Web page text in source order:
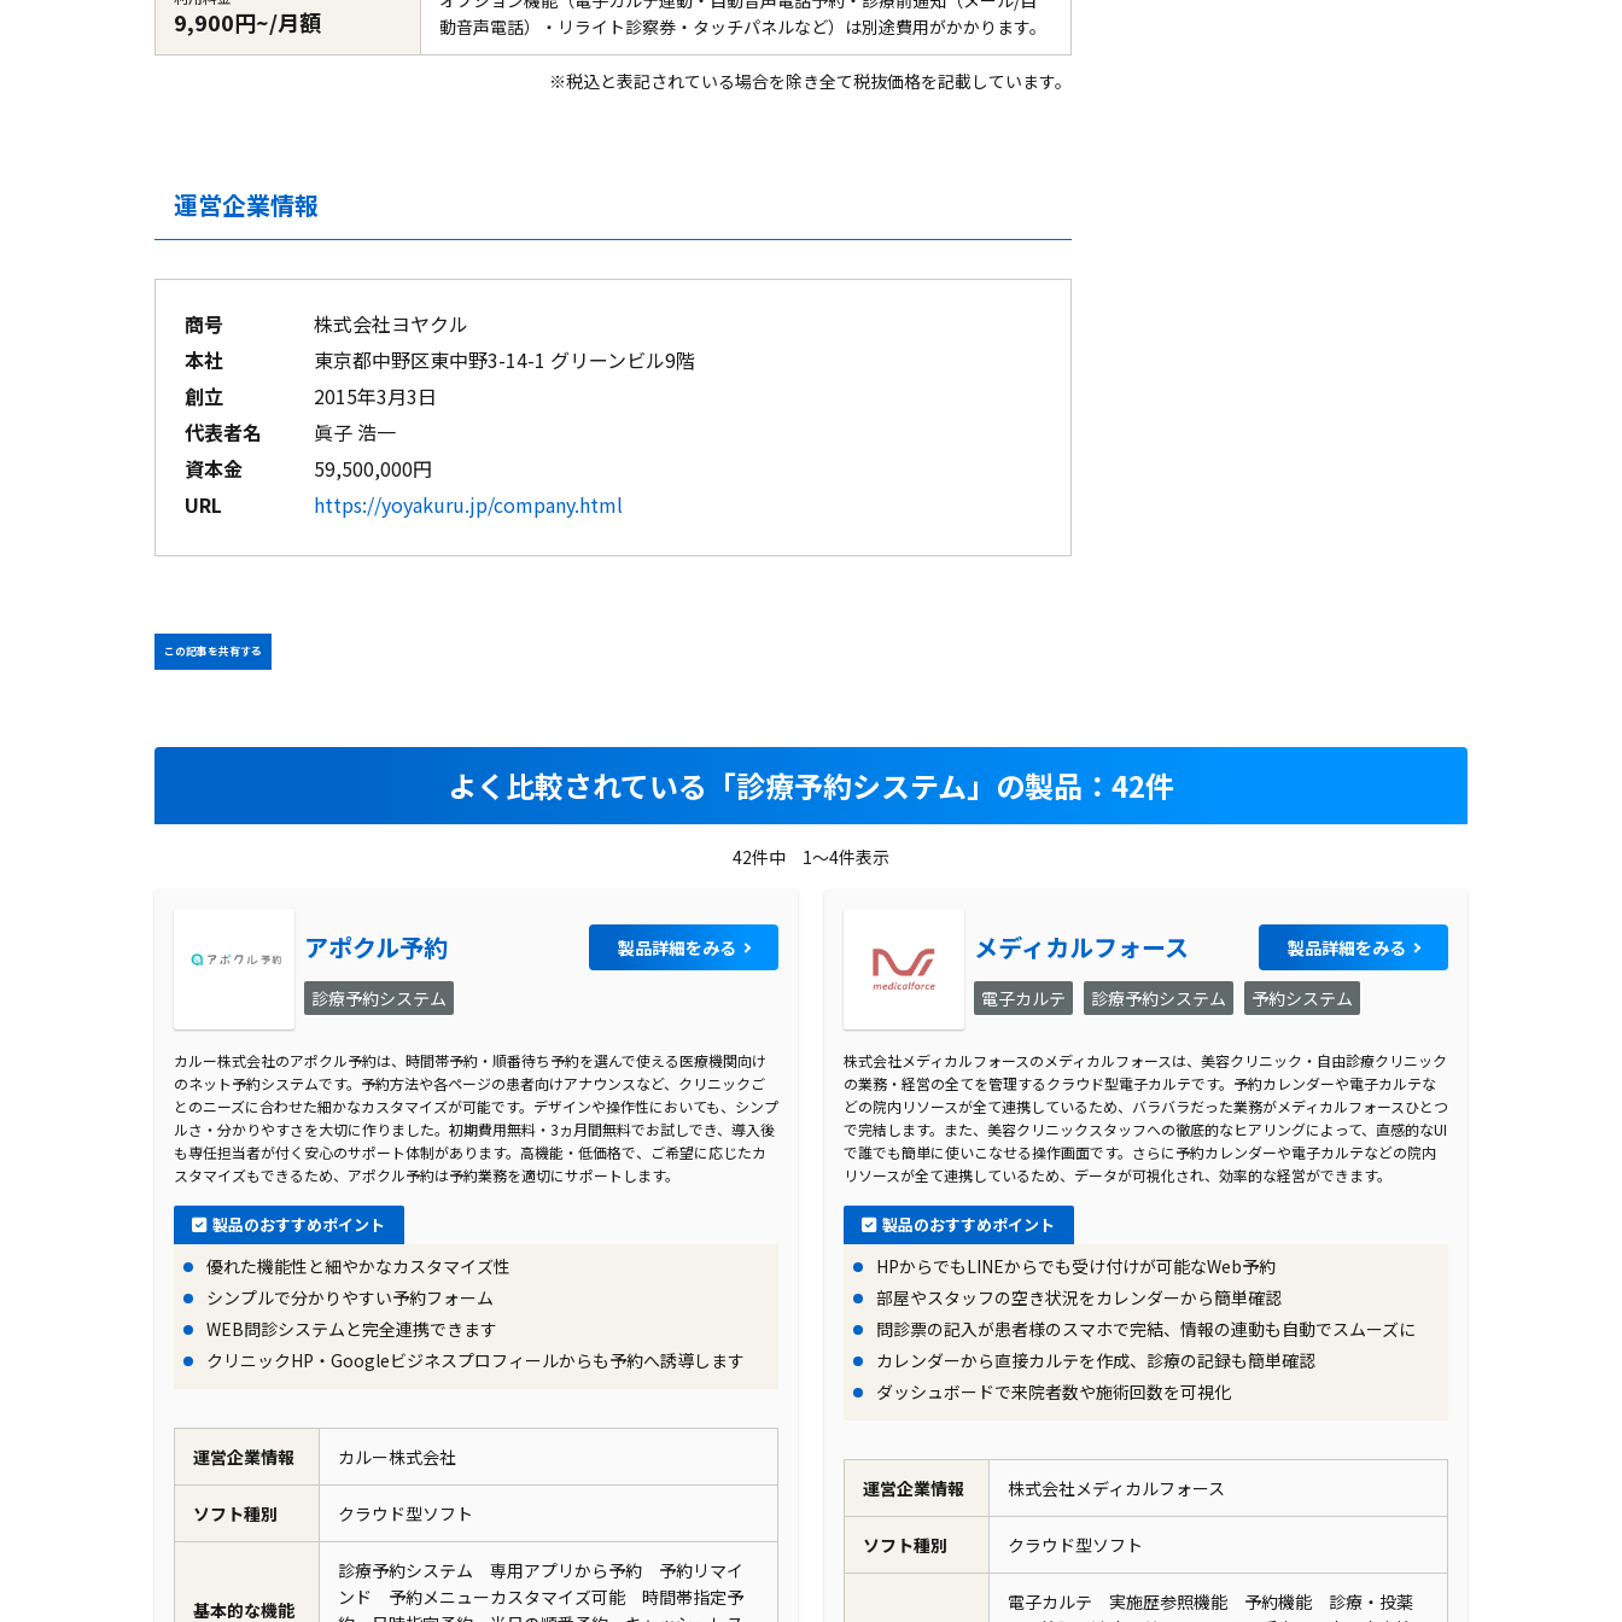
9,900円~/月額
動音声電話）・リライト診察券・タッチパネルなど）は別途費用がかかります。
※税込と表記されている場合を除き全て税抜価格を記載しています。
運営企業情報
商号
株式会社ヨヤクル
本社
東京都中野区東中野3-14-1 グリーンビル9階
創立
2015年3月3日
代表者名
眞子 浩一
資本金
59,500,000円
URL
https://yoyakuru.jp/company.html
この記事を共有する
よく比較されている 「診療予約システム」の製品：42件
42件中 1～4件表示
アポクル予約 製品詳細をみる
診療予約システム
カルー株式会社のアポクル予約は、時間帯予約・順番待ち予約を選んで使える医療機関向け
のネット予約システムです。予約方法や各ページの患者向けアナウンスなど、クリニックご
とのニーズに合わせた細かなカスタマイズが可能です。デザインや操作性においても、シンプ
ルさ・分かりやすさを大切に作りました。初期費用無料・3ヵ月間無料でお試しでき、導入後
も専任担当者が付く安心のサポート体制があります。高機能・低価格で、ご希望に応じたカ
スタマイズもできるため、アポクル予約は予約業務を適切にサポートします。
製品のおすすめポイント
優れた機能性と細やかなカスタマイズ性
シンプルで分かりやすい予約フォーム
WEB問診システムと完全連携できます
クリニックHP・Googleビジネスプロフィールからも予約へ誘導します
運営企業情報 カルー株式会社
ソフト種別 クラウド型ソフト
基本的な機能
診療予約システム 専用アプリから予約 予約リマイ
ンド 予約メニューカスタマイズ可能 時間帯指定予
メディカルフォース 製品詳細をみる
電子カルテ 診療予約システム 予約システム
株式会社メディカルフォースのメディカルフォースは、美容クリニック・自由診療クリニック
の業務・経営の全てを管理するクラウド型電子カルテです。予約カレンダーや電子カルテな
どの院内リソースが全て連携しているため、バラバラだった業務がメディカルフォースひとつ
で完結します。また、美容クリニックスタッフへの徹底的なヒアリングによって、直感的なUI
で誰でも簡単に使いこなせる操作画面です。さらに予約カレンダーや電子カルテなどの院内
リソースが全て連携しているため、データが可視化され、効率的な経営ができます。
製品のおすすめポイント
HPからでもLINEからでも受け付けが可能なWeb予約
部屋やスタッフの空き状況をカレンダーから簡単確認
問診票の記入が患者様のスマホで完結、情報の連動も自動でスムーズに
カレンダーから直接カルテを作成、診療の記録も簡単確認
ダッシュボードで来院者数や施術回数を可視化
運営企業情報 株式会社メディカルフォース
ソフト種別 クラウド型ソフト
電子カルテ 実施歴参照機能 予約機能 診療・投薬